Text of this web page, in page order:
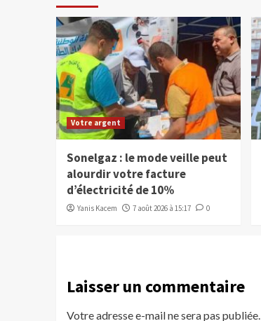
Votre argent
Sonelgaz : le mode veille peut
alourdir votre facture
d’électricité de 10%
Yanis Kacem 7 août 2026 à 15:17 0
Laisser un commentaire
Votre adresse e-mail ne sera pas publiée.